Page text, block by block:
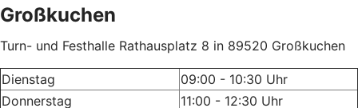
Großkuchen
Turn- und Festhalle Rathausplatz 8 in 89520 Großkuchen
Dienstag
09:00 - 10:30 Uhr
Donnerstag
11:00 - 12:30 Uhr